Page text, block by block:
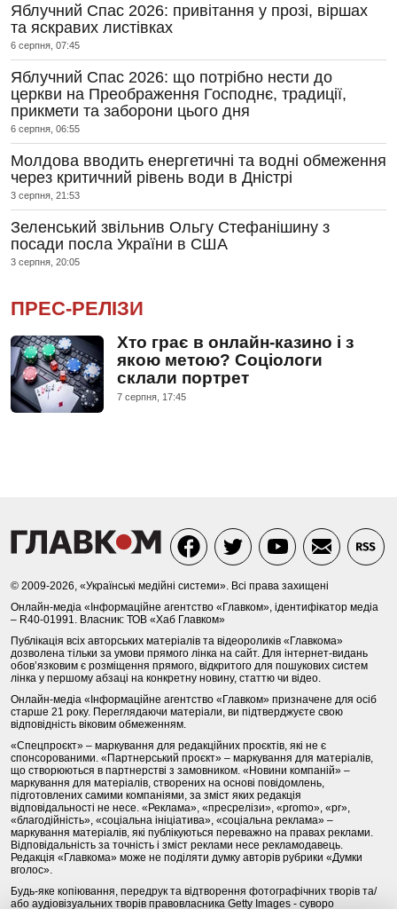
Яблучний Спас 2026: привітання у прозі, віршах
та яскравих листівках
6 серпня, 07:45
Яблучний Спас 2026: що потрібно нести до
церкви на Преображення Господнє, традиції,
прикмети та заборони цього дня
6 серпня, 06:55
Молдова вводить енергетичні та водні обмеження
через критичний рівень води в Дністрі
3 серпня, 21:53
Зеленський звільнив Ольгу Стефанішину з
посади посла України в США
3 серпня, 20:05
ПРЕС-РЕЛІЗИ
Хто грає в онлайн-казино і з
якою метою? Соціологи
склали портрет
7 серпня, 17:45
© 2009-2026, «Українські медійні системи». Всі права захищені
Онлайн-медіа «Інформаційне агентство «Главком», ідентифікатор медіа
– R40-01991. Власник: ТОВ «Хаб Главком»
Публікація всіх авторських матеріалів та відеороликів «Главкома»
дозволена тільки за умови прямого лінка на сайт. Для інтернет-видань
обов’язковим є розміщення прямого, відкритого для пошукових систем
лінка у першому абзаці на конкретну новину, статтю чи відео.
Онлайн-медіа «Інформаційне агентство «Главком» призначене для осіб
старше 21 року. Переглядаючи матеріали, ви підтверджуєте свою
відповідність віковим обмеженням.
«Спецпроєкт» – маркування для редакційних проєктів, які не є
спонсорованими. «Партнерський проєкт» – маркування для матеріалів,
що створюються в партнерстві з замовником. «Новини компаній» –
маркування для матеріалів, створених на основі повідомлень,
підготовлених самими компаніями, за зміст яких редакція
відповідальності не несе. «Реклама», «пресрелізи», «promo», «pr»,
«благодійність», «соціальна ініціатива», «соціальна реклама» –
маркування матеріалів, які публікуються переважно на правах реклами.
Відповідальність за точність і зміст реклами несе рекламодавець.
Редакція «Главкома» може не поділяти думку авторів рубрики «Думки
вголос».
Будь-яке копіювання, передрук та відтворення фотографічних творів та/
або аудіовізуальних творів правовласника Getty Images - суворо